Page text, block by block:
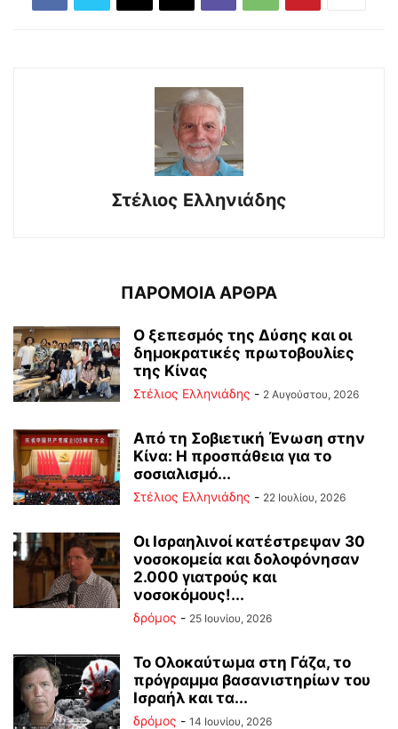
Στέλιος Ελληνιάδης
ΠΑΡΟΜΟΙΑ ΑΡΘΡΑ
Ο ξεπεσμός της Δύσης και οι
δημοκρατικές πρωτοβουλίες
της Κίνας
Στέλιος Ελληνιάδης - 2 Αυγούστου, 2026
Από τη Σοβιετική Ένωση στην
Κίνα: Η προσπάθεια για το
σοσιαλισμό...
Στέλιος Ελληνιάδης - 22 Ιουλίου, 2026
Οι Ισραηλινοί κατέστρεψαν 30
νοσοκομεία και δολοφόνησαν
2.000 γιατρούς και
νοσοκόμους!...
δρόμος - 25 Ιουνίου, 2026
Το Ολοκαύτωμα στη Γάζα, το
πρόγραμμα βασανιστηρίων του
Ισραήλ και τα...
δρόμος - 14 Ιουνίου, 2026